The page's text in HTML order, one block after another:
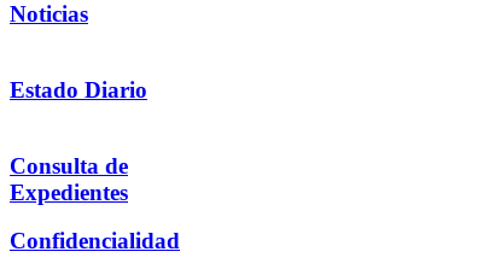
Noticias
Estado Diario
Consulta de
Expedientes
Confidencialidad